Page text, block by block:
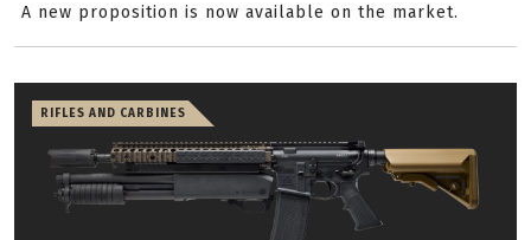
A new proposition is now available on the market.
RIFLES AND CARBINES